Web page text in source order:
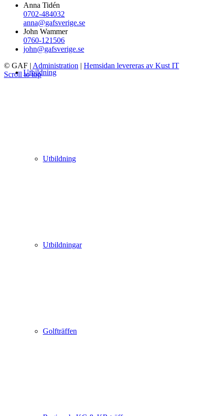
Utbildning
Utbildning
Utbildningar
Golfträffen
Anna Tidén
0702-484032
anna@gafsverige.se
John Wammer
0760-121506
john@gafsverige.se
© GAF | Administration | Hemsidan levereras av Kust IT
Scroll to top